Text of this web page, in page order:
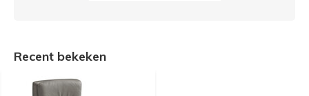
Recent bekeken